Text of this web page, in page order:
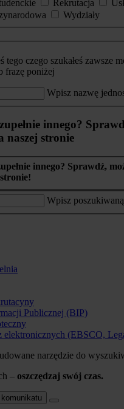
Rekrutacja
Wydziały
tego czego szukałeś zawsze
frazę poniżej
Wpisz nazwę
innego?
naszej stronie
innego? Sprawdź,
Wpisz
Publicznej (BIP)
elektronicznych (EBSCO,
narzędzie do
– oszczędzaj swój czas.